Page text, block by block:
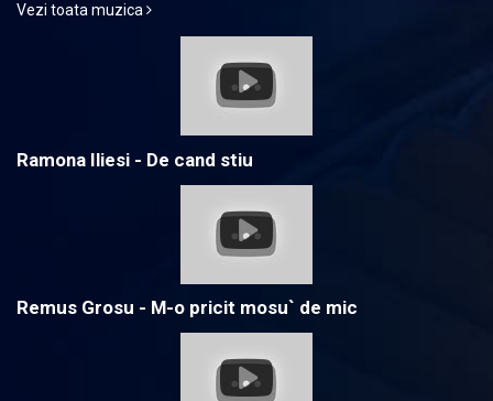
Vezi toata muzica
Ramona Iliesi - De cand stiu
Remus Grosu - M-o pricit mosu` de mic